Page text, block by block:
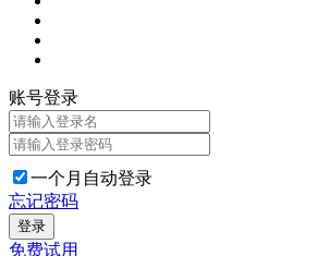
账号登录
一个月自动登录
忘记密码
登录
免费试用